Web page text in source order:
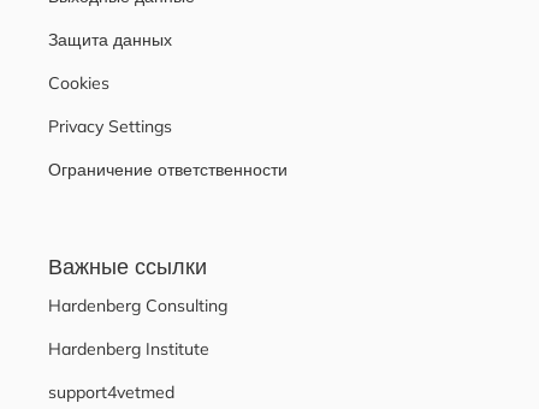
Защита данных
Cookies
Privacy Settings
Ограничение ответственности
Важные ссылки
Hardenberg Consulting
Hardenberg Institute
support4vetmed